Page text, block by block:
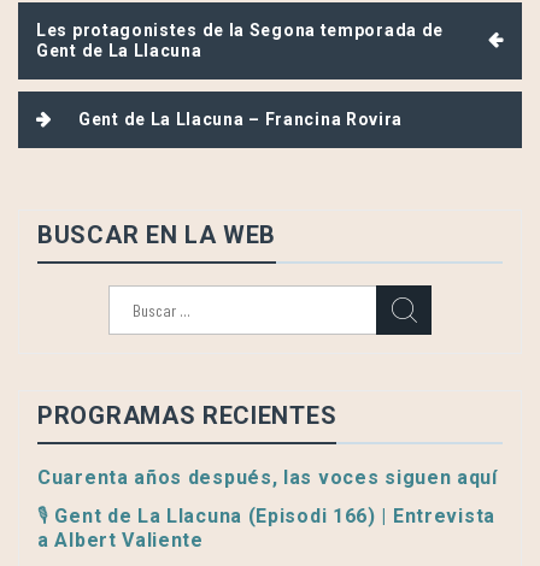
Navegación
de
entradas
Les protagonistes de la Segona temporada de
Gent de La Llacuna
Gent de La Llacuna – Francina Rovira
BUSCAR EN LA WEB
PROGRAMAS RECIENTES
Cuarenta años después, las voces siguen aquí
🎙️ Gent de La Llacuna (Episodi 166) | Entrevista
a Albert Valiente